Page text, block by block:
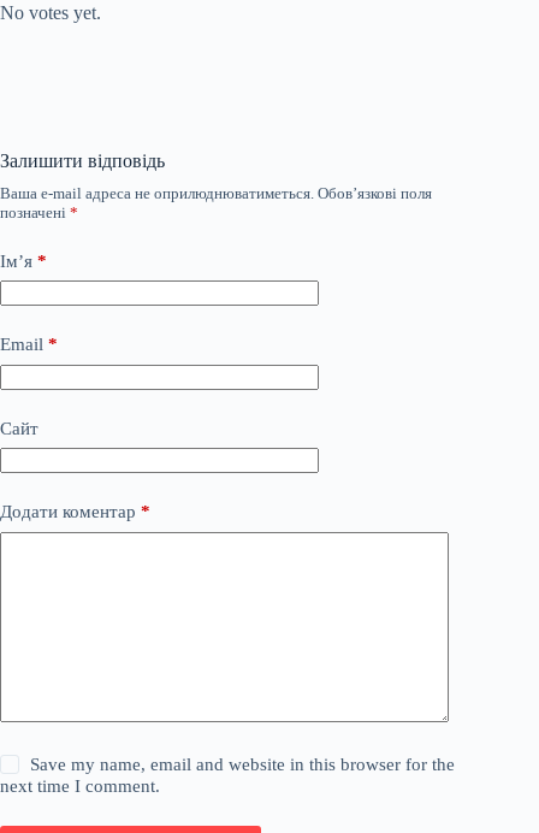
No votes yet.
Залишити відповідь
Ваша e-mail адреса не оприлюднюватиметься. Обов’язкові поля
позначені *
Ім’я *
Email *
Сайт
Додати коментар *
Save my name, email and website in this browser for the
next time I comment.